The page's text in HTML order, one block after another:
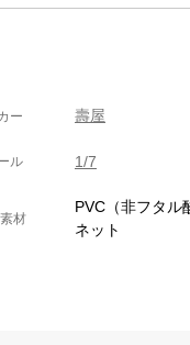
ー 壽屋
ル 1/7
材
PVC（非フタル
ネット